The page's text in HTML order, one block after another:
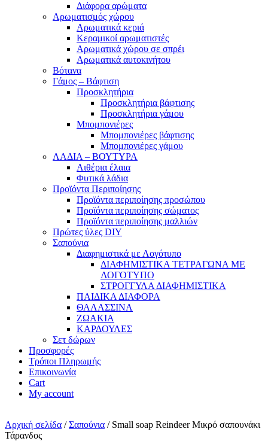
Διάφορα αρώματα
Αρωματισμός χώρου
Αρωματικά κεριά
Kεραμικοί αρωματιστές
Αρωματικά χώρου σε σπρέι
Aρωματικά αυτοκινήτου
Βότανα
Γάμος – Βάφτιση
Προσκλητήρια
Προσκλητήρια βάφτισης
Προσκλητήρια γάμου
Μπομπονιέρες
Μπομπονιέρες βάφτισης
Μπομπονιέρες γάμου
ΛΑΔΙΑ – ΒΟΥΤΥΡΑ
Αιθέρια έλαια
Φυτικά λάδια
Προϊόντα Περιποίησης
Προϊόντα περιποίησης προσώπου
Προϊόντα περιποίησης σώματος
Προϊόντα περιποίησης μαλλιών
Πρώτες ύλες DIY
Σαπούνια
Διαφημιστικά με Λογότυπο
ΔΙΑΦΗΜΙΣΤΙΚΑ ΤΕΤΡΑΓΩΝΑ ΜΕ
ΛΟΓΟΤΥΠΟ
ΣΤΡΟΓΓΥΛΑ ΔΙΑΦΗΜΙΣΤΙΚΑ
ΠΑΙΔΙΚΑ ΔΙΑΦΟΡΑ
ΘΑΛΑΣΣΙΝΑ
ΖΩΑΚΙΑ
ΚΑΡΔΟΥΛΕΣ
Σετ δώρων
Προσφορές
Τρόποι Πληρωμής
Επικοινωνία
Cart
My account
Αρχική σελίδα /Σαπούνια / Small soap Reindeer Μικρό σαπουνάκι
Τάρανδος